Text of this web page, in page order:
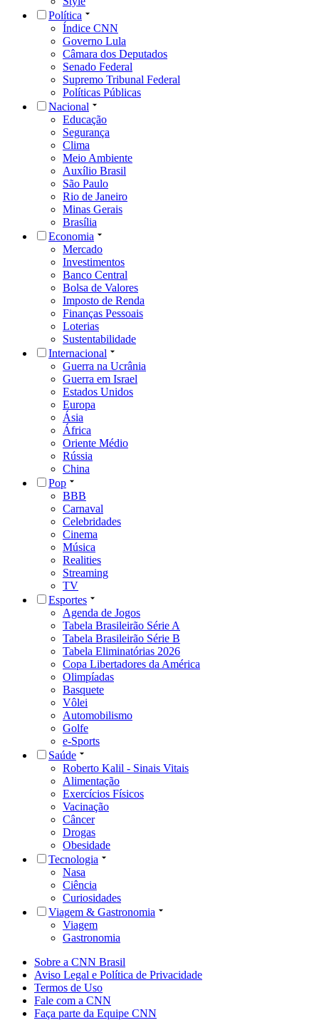
Política
Índice CNN
Governo Lula
Câmara dos Deputados
Senado Federal
Supremo Tribunal Federal
Políticas Públicas
Nacional
Educação
Segurança
Clima
Meio Ambiente
Auxílio Brasil
São Paulo
Rio de Janeiro
Minas Gerais
Brasília
Economia
Mercado
Investimentos
Banco Central
Bolsa de Valores
Imposto de Renda
Finanças Pessoais
Loterias
Sustentabilidade
Internacional
Guerra na Ucrânia
Guerra em Israel
Estados Unidos
Europa
Ásia
África
Oriente Médio
Rússia
China
Pop
BBB
Carnaval
Celebridades
Cinema
Música
Realities
Streaming
TV
Esportes
Agenda de Jogos
Tabela Brasileirão Série A
Tabela Brasileirão Série B
Tabela Eliminatórias 2026
Copa Libertadores da América
Olimpíadas
Basquete
Vôlei
Automobilismo
Golfe
e-Sports
Saúde
Roberto Kalil - Sinais Vitais
Alimentação
Exercícios Físicos
Vacinação
Câncer
Drogas
Obesidade
Tecnologia
Nasa
Ciência
Curiosidades
Viagem & Gastronomia
Viagem
Gastronomia
Sobre a CNN Brasil
Aviso Legal e Política de Privacidade
Termos de Uso
Fale com a CNN
Faça parte da Equipe CNN